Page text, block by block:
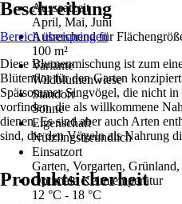
Aussaatzeit
April, Mai, Juni
Ausreichend für
100 m²
Variante
Wildblumenwiese
Standort
Sonne
Eigenschaft
Nützlingsfreundlich
Einsatzort
Garten, Vorgarten,
Optimale Keimtemperatur
12 °C - 18 °C
Beschreibung
Bereich überspringen
Diese Blumenmischung ist zum
Blütenflor für den Garten
Spätsommer Singvögel, die nicht in
vorfinden, die als willkommene
dienen. Es sind aber auch Arten
sind, die den Vögeln als Nahrung
Produktsicherheit